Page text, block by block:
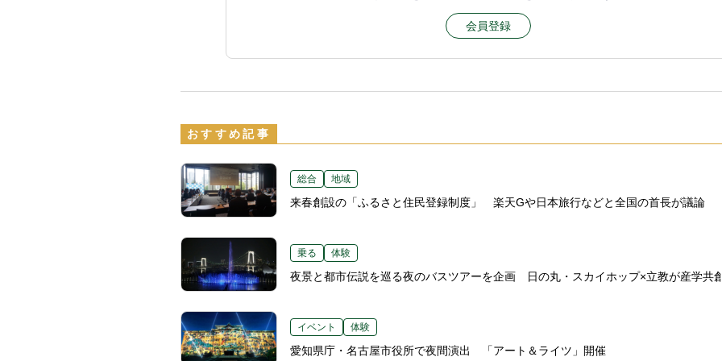
会員登録
おすすめ記事
総合 地域
来春創設の「ふるさと住民登録制度」 楽天Gや日本旅行などと全国の首長が議論
乗る 体験
夜景と都市伝説を巡る夜のバスツアーを企画 日の丸・スカイホップ×立教が産学共
イベント 体験
愛知県庁・名古屋市役所で夜間演出 「アート＆ライツ」開催